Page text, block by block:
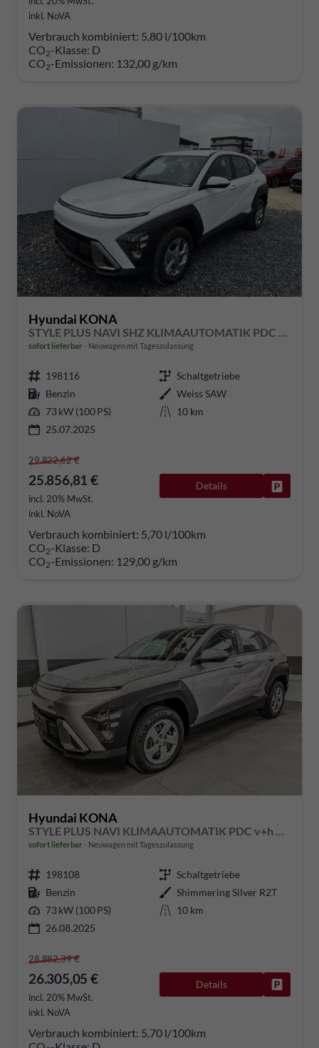
inkl. NoVA
Verbrauch kombiniert: 5,80 l/100km
CO2-Klasse: D
CO2-Emissionen: 132,00 g/km
Hyundai KONA
STYLE PLUS NAVI SHZ KLIMAAUTOMATIK PDC v+h RFK
sofort lieferbar Neuwagen mit Tageszulassung
198116
Schaltgetriebe
Benzin
Weiss SAW
73 kW (100 PS)
10 km
25.07.2025
29.822,62 €
25.856,81 €
incl. 20% MwSt.
inkl. NoVA
Details
Verbrauch kombiniert: 5,70 l/100km
CO2-Klasse: D
CO2-Emissionen: 129,00 g/km
Hyundai KONA
STYLE PLUS NAVI KLIMAAUTOMATIK PDC v+h RFK
sofort lieferbar Neuwagen mit Tageszulassung
198108
Schaltgetriebe
Benzin
Shimmering Silver R2T
73 kW (100 PS)
10 km
26.08.2025
28.882,39 €
26.305,05 €
incl. 20% MwSt.
inkl. NoVA
Details
Verbrauch kombiniert: 5,70 l/100km